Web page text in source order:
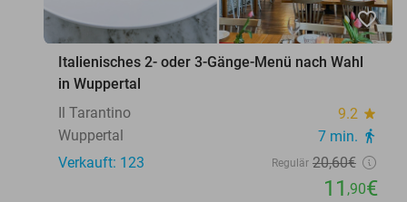
favorite_border
Italienisches 2- oder 3-Gänge-Menü nach Wahl
in Wuppertal
Il Tarantino
9.2 star
Wuppertal 7 min. directions_walk
Verkauft: 123 Regulär 20,60€
11 ,90€